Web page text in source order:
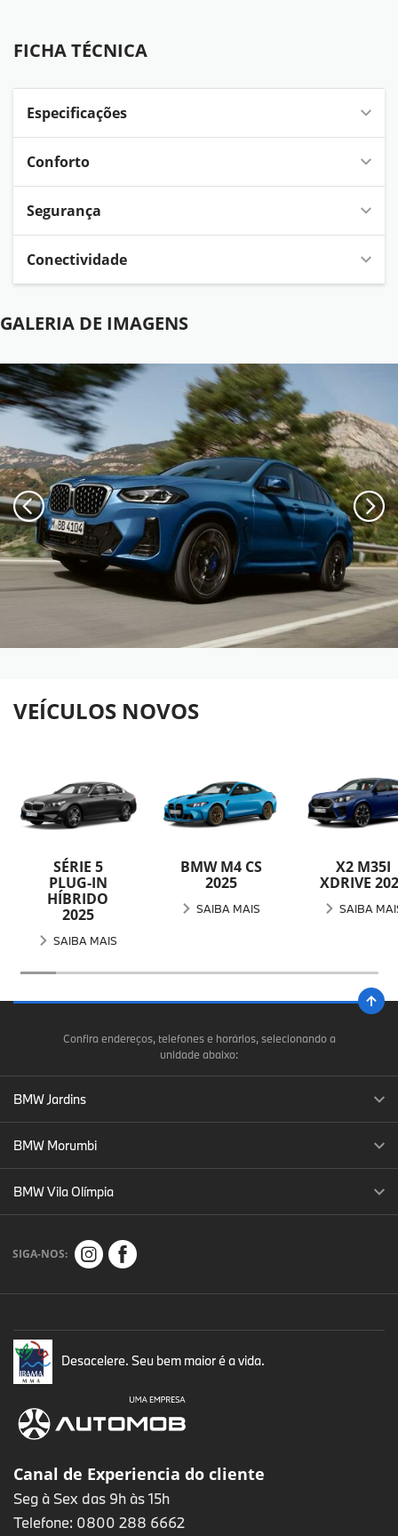
FICHA TÉCNICA
Especificações
Conforto
Segurança
Conectividade
GALERIA DE IMAGENS
VEÍCULOS NOVOS
SÉRIE 5
PLUG-IN
HÍBRIDO
2025
SAIBA MAIS
BMW M4 CS
2025
SAIBA MAIS
X2 M35I
XDRIVE
SAIBA
Confira endereços, telefones e horários, selecionando a
unidade abaixo:
BMW Jardins
BMW Morumbi
BMW Vila Olímpia
SIGA-NOS:
Desacelere. Seu bem maior é a vida.
Canal de Experiencia do cliente
Seg à Sex das 9h às 15h
Telefone: 0800 288 6662